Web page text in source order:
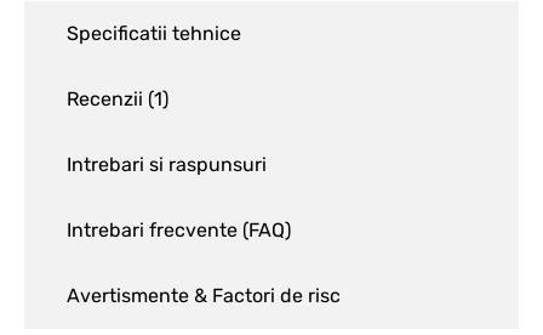
Specificatii tehnice
Recenzii (1)
Intrebari si raspunsuri
Intrebari frecvente (FAQ)
Avertismente & Factori de risc